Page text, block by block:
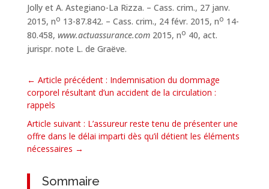
Jolly et A. Astegiano-La Rizza. – Cass. crim., 27 janv.
2015, no 13-87.842. – Cass. crim., 24 févr. 2015, no 14-
80.458, www.actuassurance.com2015, no 40, act.
jurispr. note L. de Graëve.
← Article précédent : Indemnisation du dommage
corporel résultant d’un accident de la circulation :
rappels
Article suivant : L’assureur reste tenu de présenter une
offre dans le délai imparti dès qu’il détient les éléments
nécessaires →
Sommaire